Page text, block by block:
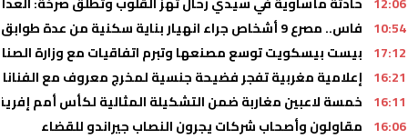
10:54 فاس.. مصرع 9 أشخاص جراء انهيار بناية سكنية من عدة طوابق (السلطات المحلية)
17:12 بيست بيسكويت توسع مصنعها وتبرم اتفاقيات مع وزارة
16:21 إعلامية مغربية تفجر فضيحة جنسية لمخرج معروف مع
16:11 خمسة لاعبين مغاربة ضمن التشكيلة المثالية لكأس أمم إفريقيا
16:06 مقاولون وأصحاب شركات يجرون النصاب جيراندو للقضاء